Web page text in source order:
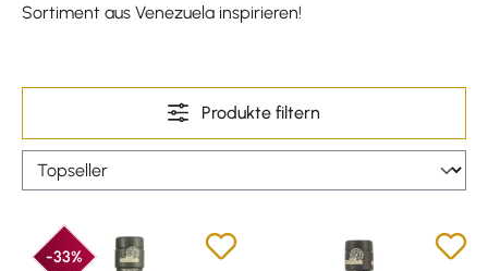
Sortiment aus Venezuela inspirieren!
Produkte filtern
-33%